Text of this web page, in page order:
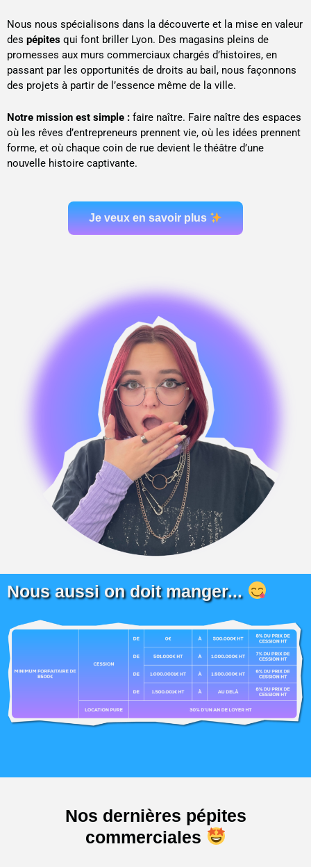
Nous nous spécialisons dans la découverte et la mise en valeur
des pépites qui font briller Lyon. Des magasins pleins de
promesses aux murs commerciaux chargés d’histoires, en
passant par les opportunités de droits au bail, nous façonnons
des projets à partir de l’essence même de la ville.
Notre mission est simple : faire naître. Faire naître des espaces
où les rêves d’entrepreneurs prennent vie, où les idées prennent
forme, et où chaque coin de rue devient le théâtre d’une
nouvelle histoire captivante.
Je veux en savoir plus
Nous aussi on doit manger...
Nos dernières pépites
commerciales